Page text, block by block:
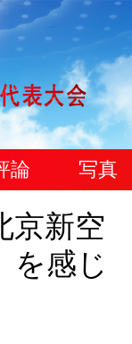
論 写真
京新空
を感じ